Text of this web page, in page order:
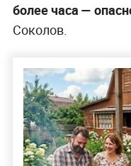
более часа —
Соколов.